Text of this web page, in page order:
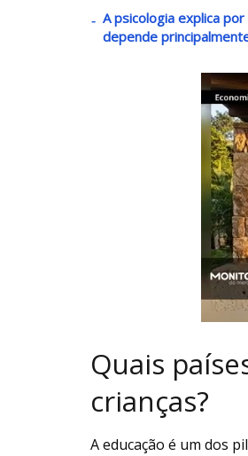
A psicologia explica
depende
Quais
crianças?
A educação é um dos